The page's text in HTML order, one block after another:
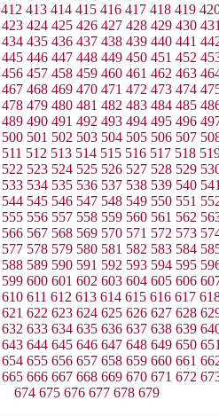
412 413 414 415 416 417 418 419
423 424 425 426 427 428 429 430
434 435 436 437 438 439 440 441
445 446 447 448 449 450 451 452
456 457 458 459 460 461 462 463
467 468 469 470 471 472 473 474
478 479 480 481 482 483 484 485
489 490 491 492 493 494 495 496
500 501 502 503 504 505 506 507
511 512 513 514 515 516 517 518
522 523 524 525 526 527 528 529
533 534 535 536 537 538 539 540
544 545 546 547 548 549 550 551
555 556 557 558 559 560 561 562
566 567 568 569 570 571 572 573
577 578 579 580 581 582 583 584
588 589 590 591 592 593 594 595
599 600 601 602 603 604 605 606
610 611 612 613 614 615 616 617
621 622 623 624 625 626 627 628
632 633 634 635 636 637 638 639
643 644 645 646 647 648 649 650
654 655 656 657 658 659 660 661
665 666 667 668 669 670 671 672
674 675 676 677 678 679